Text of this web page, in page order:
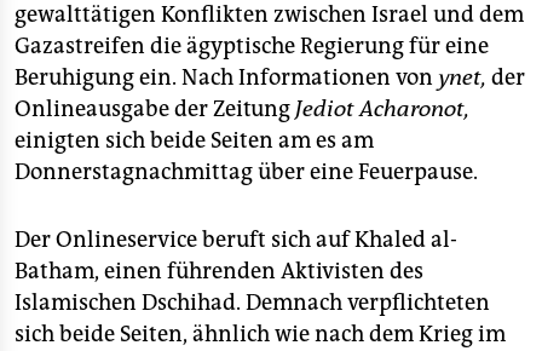
gewalttätigen Konflikten zwischen Israel und dem
Gazastreifen die ägyptische Regierung für eine
Beruhigung ein. Nach Informationen von ynet, der
Onlineausgabe der Zeitung Jediot Acharonot,
einigten sich beide Seiten am es am
Donnerstagnachmittag über eine Feuerpause.
Der Onlineservice beruft sich auf Khaled al-
Batham, einen führenden Aktivisten des
Islamischen Dschihad. Demnach verpflichteten
sich beide Seiten, ähnlich wie nach dem Krieg im